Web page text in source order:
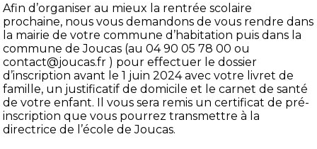
Afin d’organiser au mieux la rentrée scolaire
prochaine, nous vous demandons de vous rendre dans
la mairie de votre commune d’habitation puis dans la
commune de Joucas (au 04 90 05 78 00 ou
contact@joucas.fr ) pour effectuer le dossier
d’inscription avant le 1 juin 2024 avec votre livret de
famille, un justificatif de domicile et le carnet de santé
de votre enfant. Il vous sera remis un certificat de pré-
inscription que vous pourrez transmettre à la
directrice de l’école de Joucas.